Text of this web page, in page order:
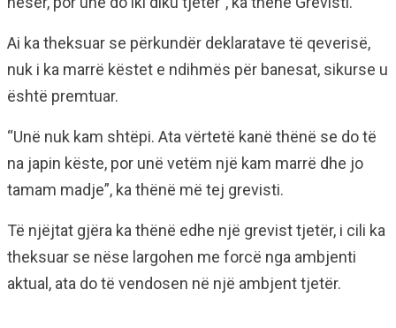
Ai ka theksuar se përkundër deklaratave të qeverisë,
nuk i ka marrë këstet e ndihmës për banesat, sikurse u
është premtuar.
“Unë nuk kam shtëpi. Ata vërtetë kanë thënë se do të
na japin këste, por unë vetëm një kam marrë dhe jo
tamam madje”, ka thënë më tej grevisti.
Të njëjtat gjëra ka thënë edhe një grevist tjetër, i cili ka
theksuar se nëse largohen me forcë nga ambjenti
aktual, ata do të vendosen në një ambjent tjetër.